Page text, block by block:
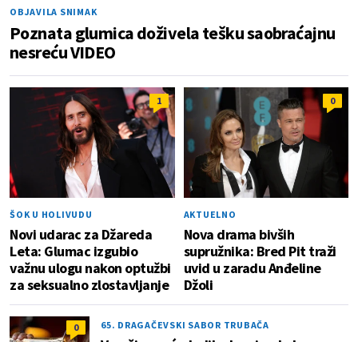
OBJAVILA SNIMAK
Poznata glumica doživela tešku saobraćajnu
nesreću VIDEO
1
ŠOK U HOLIVUDU
Novi udarac za Džareda
Leta: Glumac izgubio
važnu ulogu nakon optužbi
za seksualno zlostavljanje
0
AKTUELNO
Nova drama bivših
supružnika: Bred Pit traži
uvid u zaradu Anđeline
Džoli
0 65. DRAGAČEVSKI SABOR TRUBAČA